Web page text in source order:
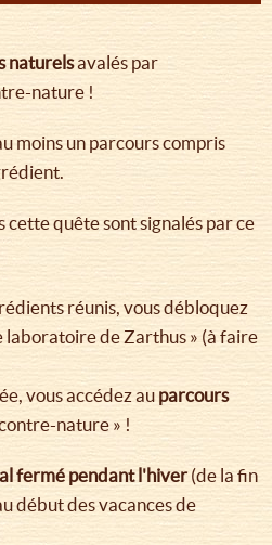
naturelsavalés par
nature !
moins un parcours compris
cette quête sont signalés par ce
réunis, vous débloquez
laboratoire de Zarthus » (à faire
vous accédez au parcours
nature » !
fermé pendant l'hiver (de la fin
début des vacances de